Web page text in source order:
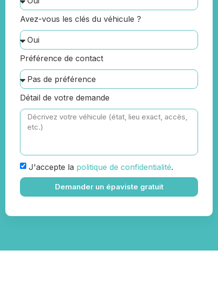
Avez-vous les clés du véhicule ?
Préférence de contact
Détail de votre demande
J'accepte la politique de confidentialité.
Demander un épaviste gratuit